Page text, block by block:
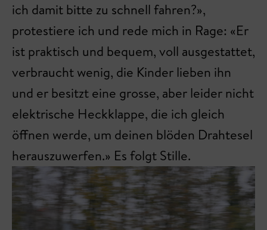
ich damit bitte zu schnell fahren?»,
protestiere ich und rede mich in Rage: «Er
ist praktisch und bequem, voll ausgestattet,
verbraucht wenig, die Kinder lieben ihn
und er besitzt eine grosse, aber leider nicht
elektrische Heckklappe, die ich gleich
öffnen werde, um deinen blöden Drahtesel
herauszuwerfen.» Es folgt Stille.